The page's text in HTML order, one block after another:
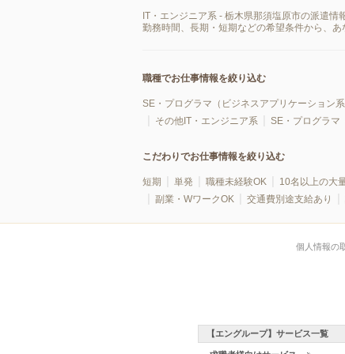
IT・エンジニア系 - 栃木県那須塩原市の派遣
勤務時間、長期・短期などの希望条件から、
職種でお仕事情報を絞り込む
SE・プログラマ（ビジネスアプリケーション系
その他IT・エンジニア系
SE・プログラマ
こだわりでお仕事情報を絞り込む
短期 単発 職種未経験OK 10名以上の大
副業・WワークOK
交通費別途支給あり
個人情報の
【エングループ】サービス一覧